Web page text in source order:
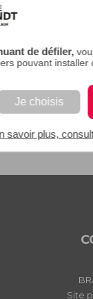
de défiler,
pouvant installer
Je choisis
savoir plus,
Site